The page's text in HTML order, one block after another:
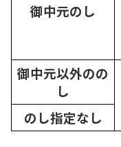
御中元のし
御中元以外のの
し
のし指定なし